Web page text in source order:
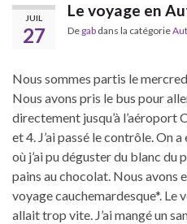
JUIL
27
Le voyage en
De gab dans la catégorie
Nous sommes partis le
Nous avons pris le bus pour
directement jusqu’à l’aéroport
et 4. J’ai passé le contrôle. On
où j’ai pu déguster du blanc du
pains au chocolat. Nous avons
voyage cauchemardesque*. Le
allait trop vite. J’ai mangé un